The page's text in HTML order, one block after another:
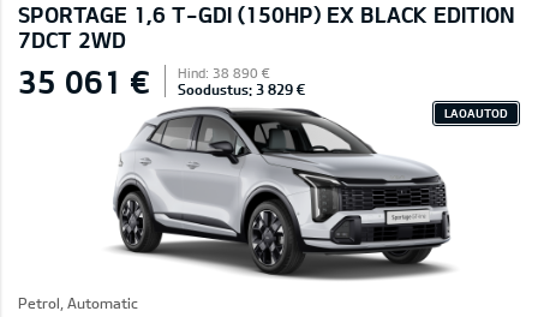
SPORTAGE 1,6 T-GDI (150HP) EX BLACK EDITION
7DCT 2WD
35 061 € Hind: 38 890 €
Soodustus: 3 829 €
LAOAUTOD
Petrol, Automatic